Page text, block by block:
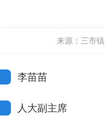
来源：三市镇
李苗苗
人大副主席